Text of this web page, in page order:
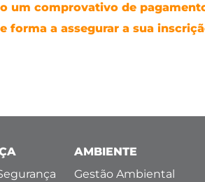
um comprovativo de
forma a assegurar a sua
AMBIENTE
Gestão Ambiental